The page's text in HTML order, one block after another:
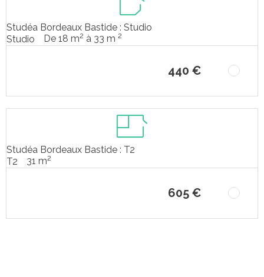
Studéa Bordeaux Bastide : Studio
Studio
De 18 m2 à 33 m 2
440 €
Studéa Bordeaux Bastide : T2
T2
31 m2
605 €